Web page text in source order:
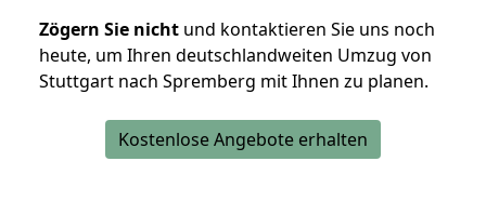
Zögern Sie nicht und kontaktieren Sie uns noch
heute, um Ihren deutschlandweiten Umzug von
Stuttgart nach Spremberg mit Ihnen zu planen.
Kostenlose Angebote erhalten